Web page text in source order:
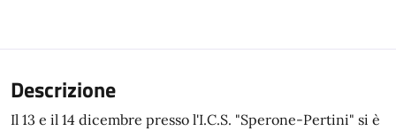
Descrizione
Il 13 e il 14 dicembre presso l'I.C.S. "Sperone-Pertini" si è